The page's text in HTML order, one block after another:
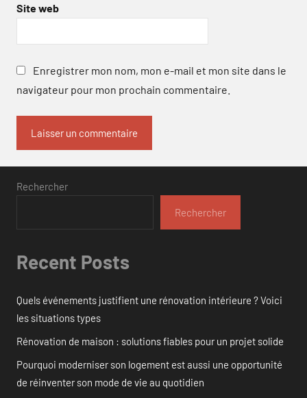
Site web
Enregistrer mon nom, mon e-mail et mon site dans le
navigateur pour mon prochain commentaire.
Rechercher
Rechercher
Recent Posts
Quels événements justifient une rénovation intérieure ? Voici
les situations types
Rénovation de maison : solutions fiables pour un projet solide
Pourquoi moderniser son logement est aussi une opportunité
de réinventer son mode de vie au quotidien